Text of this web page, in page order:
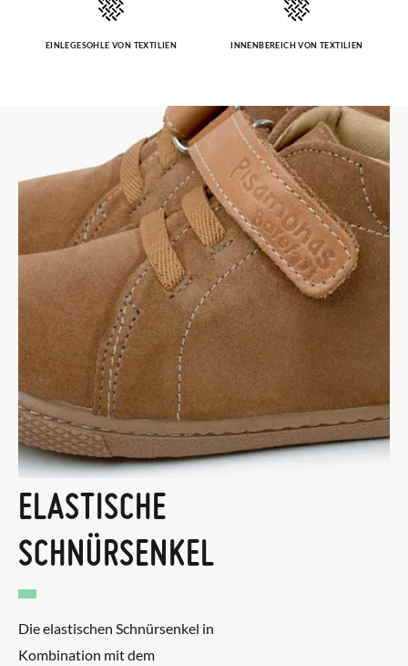
EINLEGESOHLE VON TEXTILIEN INNENBEREICH VON TEXTILIEN
ELASTISCHE
SCHNÜRSENKEL
Die elastischen Schnürsenkel in
Kombination mit dem